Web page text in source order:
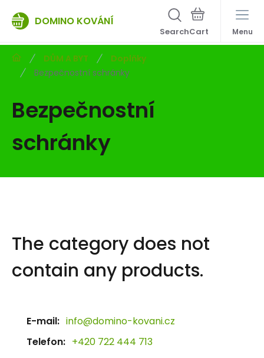
DOMINO KOVÁNÍ
Search Menu
DŮM A BYT
Doplňky
Bezpečnostní schránky
Bezpečnostní
schránky
The category does not
contain any products.
E-mail: info@domino-kovani.cz
Telefon: +420 722 444 713